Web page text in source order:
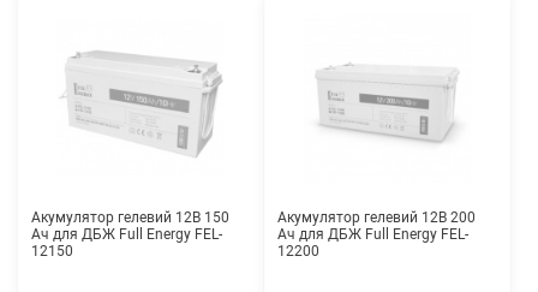
Акумулятор гелевий 12В 150
Ач для ДБЖ Full Energy FEL-
12150
Акумулятор гелевий 12В 200
Ач для ДБЖ Full Energy FEL-
12200